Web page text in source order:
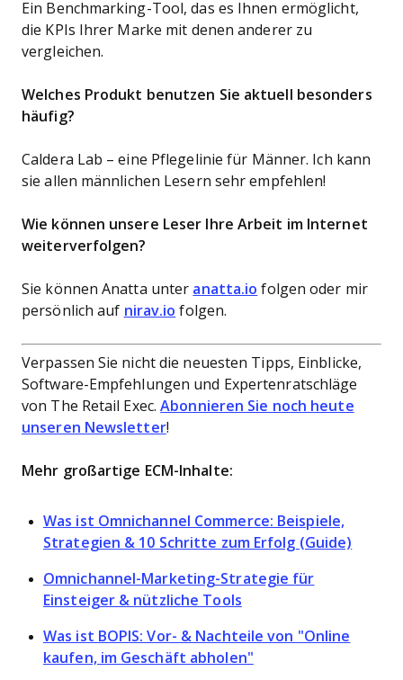
Ein Benchmarking-Tool, das es Ihnen ermöglicht,
die KPIs Ihrer Marke mit denen anderer zu
vergleichen.
Welches Produkt benutzen Sie aktuell besonders
häufig?
Caldera Lab – eine Pflegelinie für Männer. Ich kann
sie allen männlichen Lesern sehr empfehlen!
Wie können unsere Leser Ihre Arbeit im Internet
weiterverfolgen?
Sie können Anatta unter anatta.io folgen oder mir
persönlich auf nirav.io folgen.
Verpassen Sie nicht die neuesten Tipps, Einblicke,
Software-Empfehlungen und Expertenratschläge
von The Retail Exec.Abonnieren Sie noch heute
unseren Newsletter!
Mehr großartige ECM-Inhalte:
Was ist Omnichannel Commerce: Beispiele,
Strategien & 10 Schritte zum Erfolg (Guide)
Omnichannel-Marketing-Strategie für
Einsteiger & nützliche Tools
Was ist BOPIS: Vor- & Nachteile von "Online
kaufen, im Geschäft abholen"